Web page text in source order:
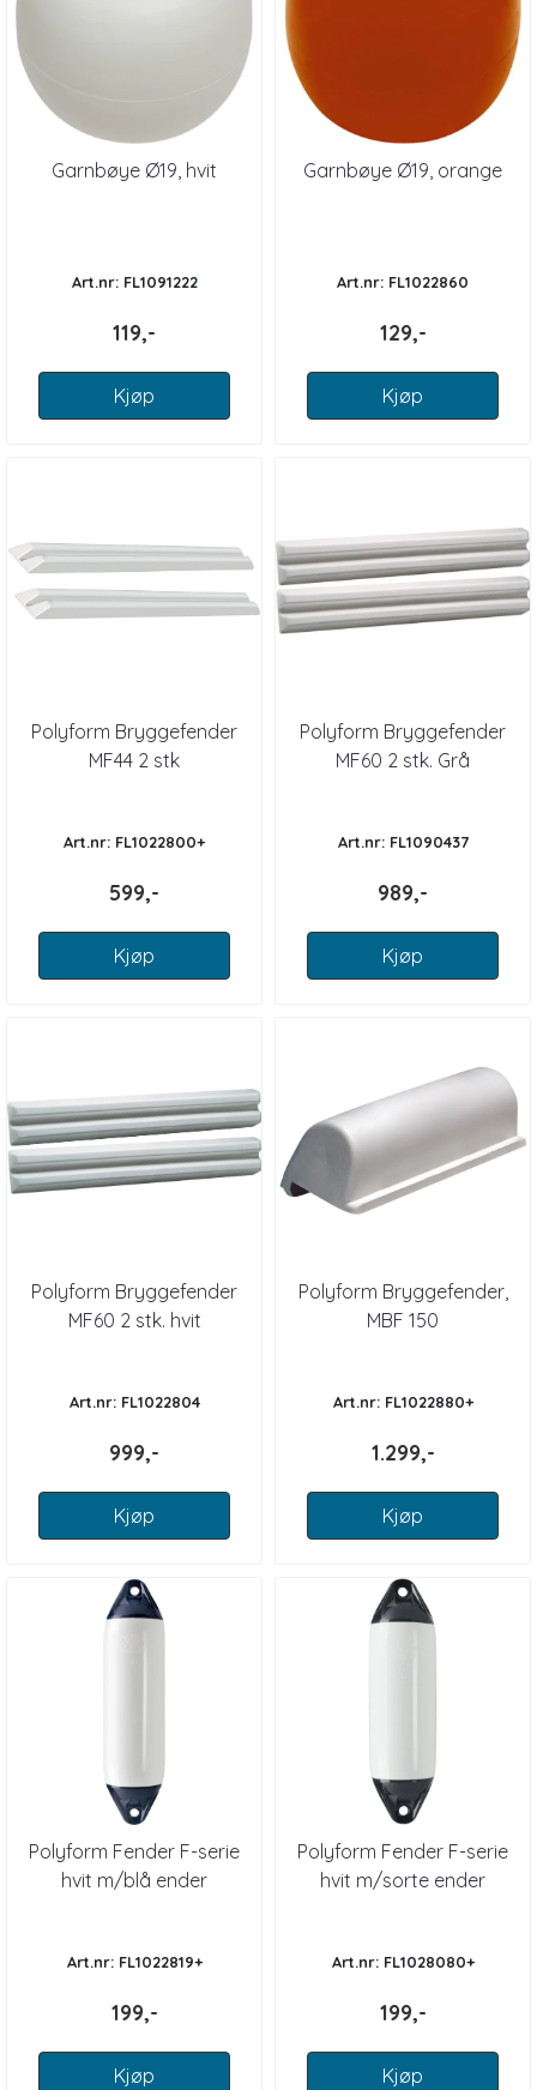
Garnbøye Ø19, hvit
Art.nr: FL1091222
119,-
Kjøp
Garnbøye Ø19, orange
Art.nr: FL1022860
129,-
Kjøp
Polyform Bryggefender
MF44 2 stk
Art.nr: FL1022800+
599,-
Kjøp
Polyform Bryggefender
MF60 2 stk. Grå
Art.nr: FL1090437
989,-
Kjøp
Polyform Bryggefender
MF60 2 stk. hvit
Art.nr: FL1022804
999,-
Kjøp
Polyform Bryggefender,
MBF 150
Art.nr: FL1022880+
1.299,-
Kjøp
Polyform Fender F-serie
hvit m/blå ender
Art.nr: FL1022819+
199,-
Kjøp
Polyform Fender F-serie
hvit m/sorte ender
Art.nr: FL1028080+
199,-
Kjøp